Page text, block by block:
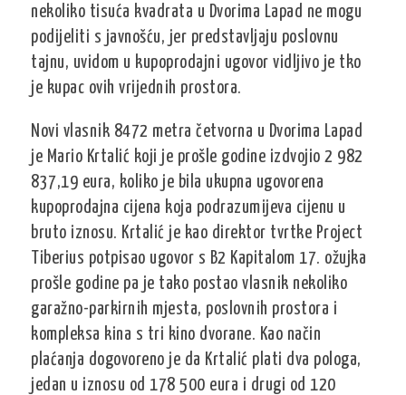
nekoliko tisuća kvadrata u Dvorima Lapad ne mogu
podijeliti s javnošću, jer predstavljaju poslovnu
tajnu, uvidom u kupoprodajni ugovor vidljivo je tko
je kupac ovih vrijednih prostora.
Novi vlasnik 8472 metra četvorna u Dvorima Lapad
je Mario Krtalić koji je prošle godine izdvojio 2 982
837,19 eura, koliko je bila ukupna ugovorena
kupoprodajna cijena koja podrazumijeva cijenu u
bruto iznosu. Krtalić je kao direktor tvrtke Project
Tiberius potpisao ugovor s B2 Kapitalom 17. ožujka
prošle godine pa je tako postao vlasnik nekoliko
garažno-parkirnih mjesta, poslovnih prostora i
kompleksa kina s tri kino dvorane. Kao način
plaćanja dogovoreno je da Krtalić plati dva pologa,
jedan u iznosu od 178 500 eura i drugi od 120